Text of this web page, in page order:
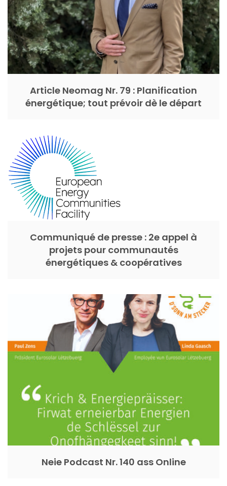
Article Neomag Nr. 79 : Planification
énergétique; tout prévoir dè le départ
Communiqué de presse : 2e appel à
projets pour communautés
énergétiques & coopératives
Neie Podcast Nr. 140 ass Online